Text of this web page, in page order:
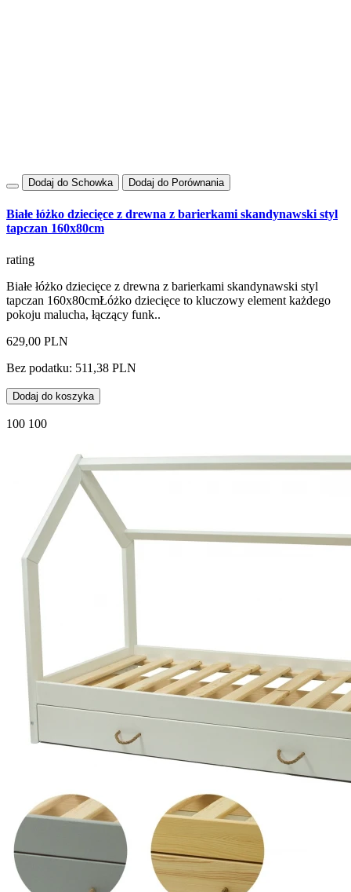
Dodaj do Schowka Dodaj do Porównania
Białe łóżko dziecięce z drewna z barierkami skandynawski styl
tapczan 160x80cm
rating
Białe łóżko dziecięce z drewna z barierkami skandynawski styl
tapczan 160x80cmŁóżko dziecięce to kluczowy element każdego
pokoju malucha, łączący funk..
629,00 PLN
Bez podatku: 511,38 PLN
Dodaj do koszyka
100 100